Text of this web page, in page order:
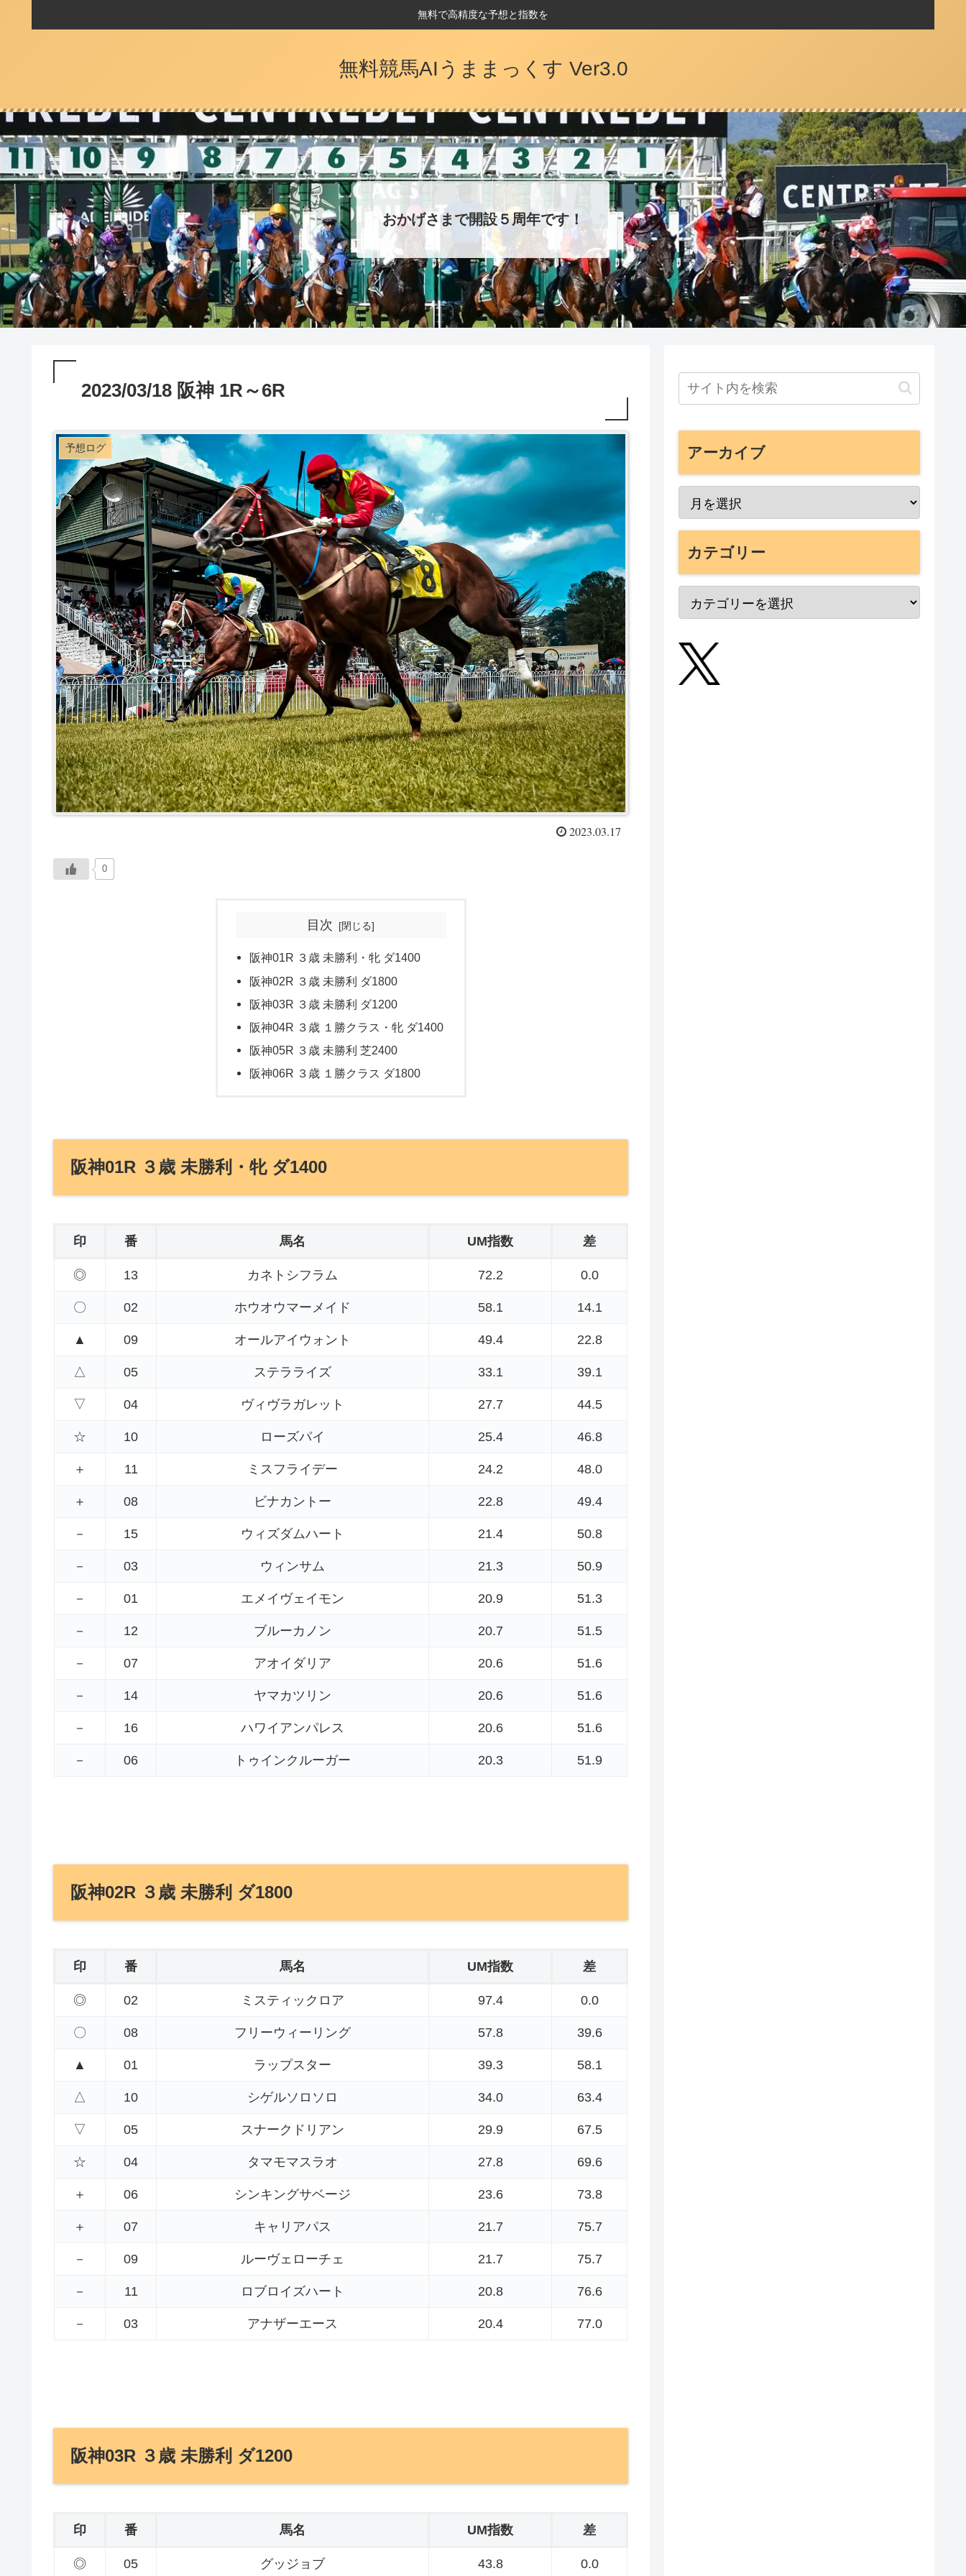
無料で高精度な予想と指数を
無料競馬AIうままっくす Ver3.0
おかげさまで開設５周年です！
2023/03/18 阪神 1R～6R
予想ログ
2023.03.17
0
目次
阪神01R ３歳 未勝利・牝 ダ1400
阪神02R ３歳 未勝利 ダ1800
阪神03R ３歳 未勝利 ダ1200
阪神04R ３歳 １勝クラス・牝 ダ1400
阪神05R ３歳 未勝利 芝2400
阪神06R ３歳 １勝クラス ダ1800
阪神01R ３歳 未勝利・牝 ダ1400
印 番 馬名 UM指数 差
◎ 13 カネトシフラム 72.2 0.0
〇 02 ホウオウマーメイド 58.1 14.1
▲ 09 オールアイウォント 49.4 22.8
△ 05 ステラライズ 33.1 39.1
▽ 04 ヴィヴラガレット 27.7 44.5
☆ 10 ローズパイ 25.4 46.8
＋ 11 ミスフライデー 24.2 48.0
＋ 08 ビナカントー 22.8 49.4
－ 15 ウィズダムハート 21.4 50.8
－ 03 ウィンサム 21.3 50.9
－ 01 エメイヴェイモン 20.9 51.3
－ 12 ブルーカノン 20.7 51.5
－ 07 アオイダリア 20.6 51.6
－ 14 ヤマカツリン 20.6 51.6
－ 16 ハワイアンパレス 20.6 51.6
－ 06 トゥインクルーガー 20.3 51.9
阪神02R ３歳 未勝利 ダ1800
印 番 馬名 UM指数 差
◎ 02 ミスティックロア 97.4 0.0
〇 08 フリーウィーリング 57.8 39.6
▲ 01 ラップスター 39.3 58.1
△ 10 シゲルソロソロ 34.0 63.4
▽ 05 スナークドリアン 29.9 67.5
☆ 04 タマモマスラオ 27.8 69.6
＋ 06 シンキングサベージ 23.6 73.8
＋ 07 キャリアパス 21.7 75.7
－ 09 ルーヴェローチェ 21.7 75.7
－ 11 ロブロイズハート 20.8 76.6
－ 03 アナザーエース 20.4 77.0
阪神03R ３歳 未勝利 ダ1200
印 番 馬名 UM指数 差
◎ 05 グッジョブ 43.8 0.0
アーカイブ
カテゴリー